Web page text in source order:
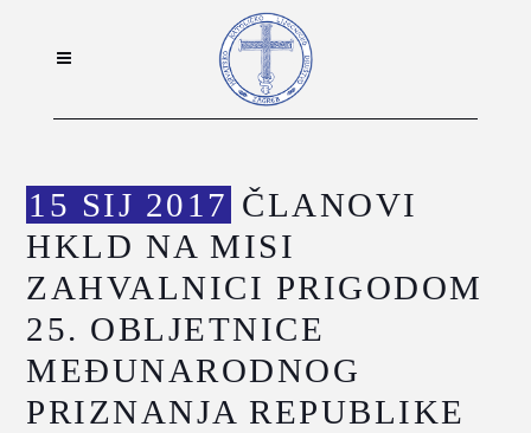
15 SIJ 2017 ČLANOVI
HKLD NA MISI
ZAHVALNICI PRIGODOM
25. OBLJETNICE
MEĐUNARODNOG
PRIZNANJA REPUBLIKE